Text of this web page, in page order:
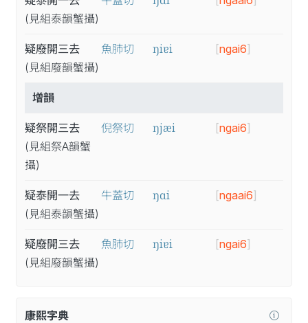
(見組泰韻蟹攝)
疑廢開三去
(見組廢韻蟹攝)
魚肺切 ŋiɐi [ngai6]
增韻
疑祭開三去
(見組祭A韻蟹
攝)
倪祭切 ŋjæi [ngai6]
疑泰開一去
(見組泰韻蟹攝)
牛蓋切 ŋɑi [ngaai6]
疑廢開三去
(見組廢韻蟹攝)
魚肺切 ŋiɐi [ngai6]
康熙字典